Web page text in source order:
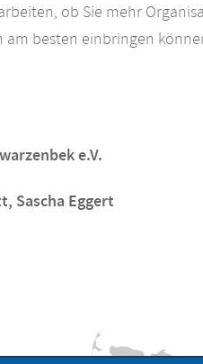
ob Sie mehr
besten einbringen
e.V.
Sascha Eggert